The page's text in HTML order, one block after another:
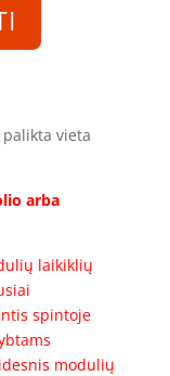
vieta
arba
laikiklių
spintoje
modulių